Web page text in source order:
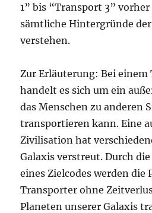
1” bis “Transport 3”
sämtliche Hintergründe
verstehen.
Zur Erläuterung: Bei
handelt es sich um ein
das Menschen zu anderen
transportieren kann. Eine
Zivilisation hat
Galaxis verstreut. Durch
eines Zielcodes werden die
Transporter ohne
Planeten unserer Galaxis